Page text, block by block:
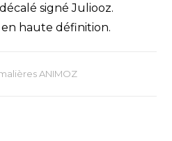
signé Juliooz.
haute définition.
ANIMOZ